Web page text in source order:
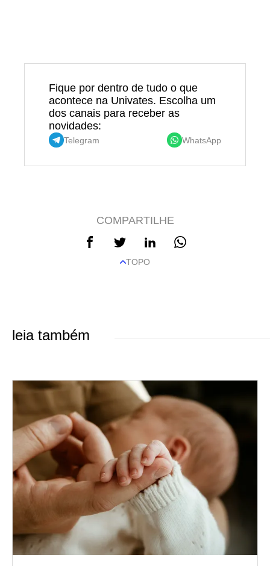
Fique por dentro de tudo o que
acontece na Univates. Escolha um
dos canais para receber as
novidades:
Telegram WhatsApp
COMPARTILHE
TOPO
leia também